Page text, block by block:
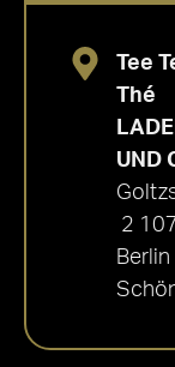
Tee
Thé
UND
2
Berlin